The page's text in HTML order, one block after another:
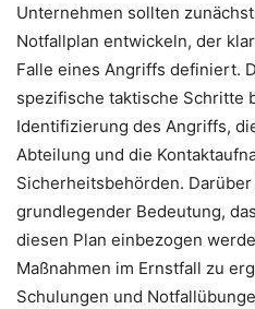
Unternehmen sollten
Notfallplan entwickeln, der
Falle eines Angriffs definiert.
spezifische taktische Schritte
Identifizierung des Angriffs,
Abteilung und die
Sicherheitsbehörden.
grundlegender Bedeutung,
diesen Plan einbezogen
Maßnahmen im Ernstfall zu
Schulungen und